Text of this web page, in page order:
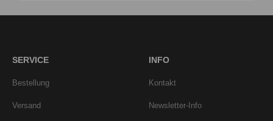
SERVICE
Bestellung
Versand
INFO
Kontakt
Newsletter-Info